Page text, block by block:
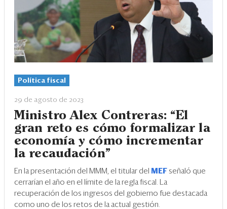
Política fiscal
29 de agosto de 2023
Ministro Alex Contreras: “El
gran reto es cómo formalizar la
economía y cómo incrementar
la recaudación"
En la presentación del MMM, el titular del MEF señaló que
cerrarían el año en el límite de la regla fiscal. La
recuperación de los ingresos del gobierno fue destacada
como uno de los retos de la actual gestión.